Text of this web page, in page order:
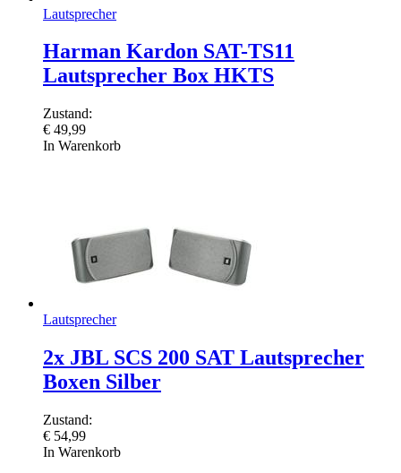
Lautsprecher
Harman Kardon SAT-TS11
Lautsprecher Box HKTS
Zustand:
€ 49,99
In Warenkorb
Lautsprecher
2x JBL SCS 200 SAT Lautsprecher
Boxen Silber
Zustand:
€ 54,99
In Warenkorb